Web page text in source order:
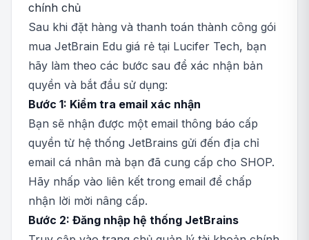
chính chủ
Sau khi đặt hàng và thanh toán thành công gói
mua JetBrain Edu giá rẻ tại Lucifer Tech, bạn
hãy làm theo các bước sau để xác nhận bản
quyền và bắt đầu sử dụng:
Bước 1: Kiểm tra email xác nhận
Bạn sẽ nhận được một email thông báo cấp
quyền từ hệ thống JetBrains gửi đến địa chỉ
email cá nhân mà bạn đã cung cấp cho SHOP.
Hãy nhấp vào liên kết trong email để chấp
nhận lời mời nâng cấp.
Bước 2: Đăng nhập hệ thống JetBrains